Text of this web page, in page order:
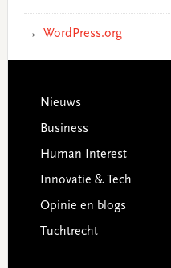
WordPress.org
Footer
Nieuws
Business
Human Interest
Innovatie & Tech
Opinie en blogs
Tuchtrecht